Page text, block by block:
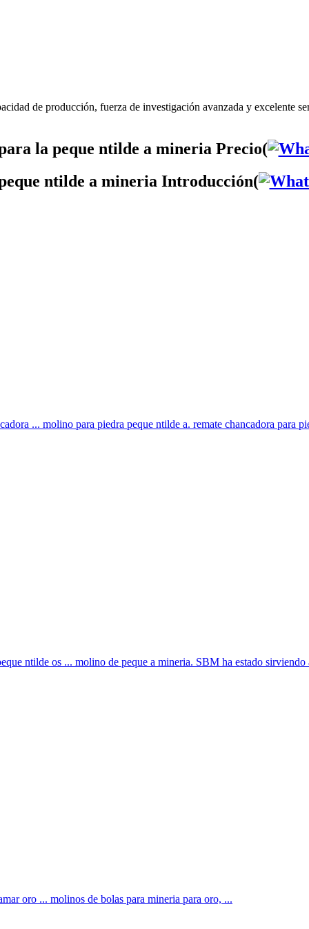
de producción, fuerza de investigación avanzada y excelente
la peque ntilde a mineria Precio(
ntilde a mineria Introducción(
... molino para piedra peque ntilde a. remate chancadora para
ntilde os ... molino de peque a mineria. SBM ha estado
oro ... molinos de bolas para mineria para oro, ...